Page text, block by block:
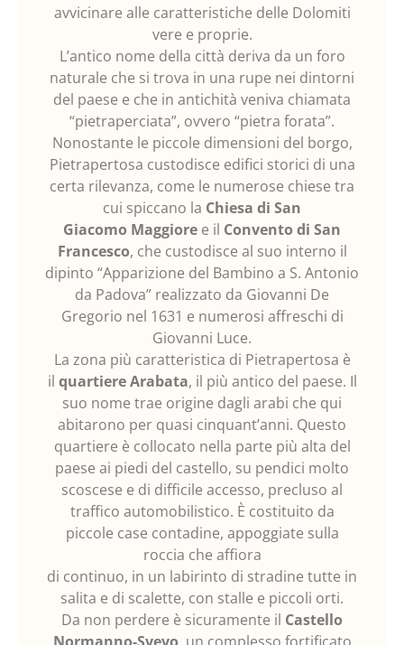
avvicinare alle caratteristiche delle Dolomiti
vere e proprie.
L’antico nome della città deriva da un foro
naturale che si trova in una rupe nei dintorni
del paese e che in antichità veniva chiamata
“pietraperciata”, ovvero “pietra forata”.
Nonostante le piccole dimensioni del borgo,
Pietrapertosa custodisce edifici storici di una
certa rilevanza, come le numerose chiese tra
cui spiccano la Chiesa di San
Giacomo Maggiore e il Convento di San
Francesco, che custodisce al suo interno il
dipinto “Apparizione del Bambino a S. Antonio
da Padova” realizzato da Giovanni De
Gregorio nel 1631 e numerosi affreschi di
Giovanni Luce.
La zona più caratteristica di Pietrapertosa è
il quartiere Arabata, il più antico del paese. Il
suo nome trae origine dagli arabi che qui
abitarono per quasi cinquant’anni. Questo
quartiere è collocato nella parte più alta del
paese ai piedi del castello, su pendici molto
scoscese e di difficile accesso, precluso al
traffico automobilistico. È costituito da
piccole case contadine, appoggiate sulla
roccia che affiora
di continuo, in un labirinto di stradine tutte in
salita e di scalette, con stalle e piccoli orti.
Da non perdere è sicuramente il Castello